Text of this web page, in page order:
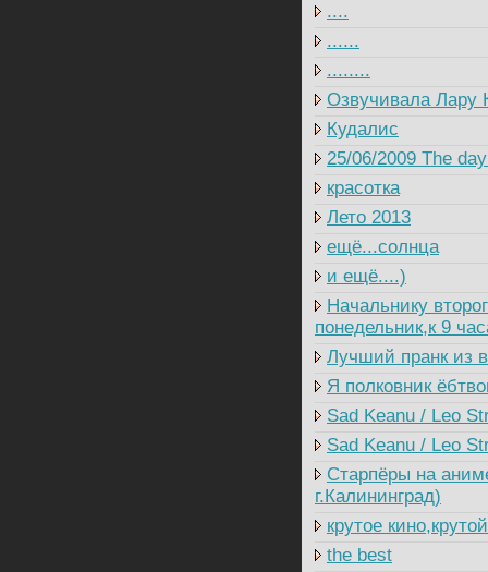
....
......
........
Озвучивала Лару
Кудалис
25/06/2009 The
красотка
Лето 2013
ещё...солнца
и ещё....)
Начальнику
понедельник,к 9
Лучший пранк из
Я полковник
Sad Keanu / Leo
Sad Keanu / Leo
Старпёры на
г.Калининград)
крутое
the best